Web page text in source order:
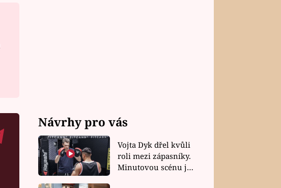
Návrhy pro vás
Vojta Dyk dřel kvůli
roli mezi zápasníky.
Minutovou scénu jel